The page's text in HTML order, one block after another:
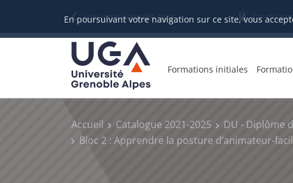
En poursuivant votre navigation sur ce site, vous
Université Grenoble Alpes
Formations initiales
Accueil Catalogue 2021-2025 DU - Diplôme
Bloc 2 : Apprendre la posture d’animateur-